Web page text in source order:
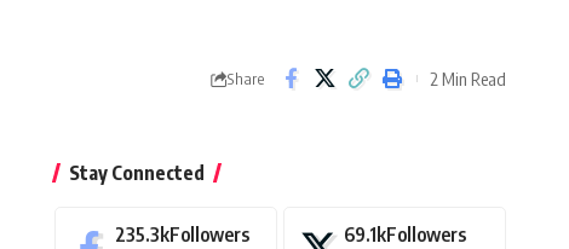
Share 2 Min Read
Stay Connected
235.3kFollowers 69.1kFollowers